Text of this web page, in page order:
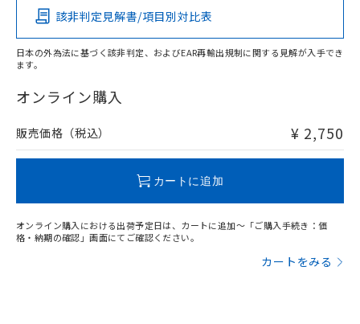
O
在庫等で未対応品が混在する可能性があります。
問い合わせください。
該非判定見解書/項目別対比表
日本の外為法に基づく該非判定、およびEAR再輸出規制に関する見解が入手でき
ます。
オンライン購入
販売価格（税込） ¥ 2,750
カートに追加
オンライン購入における出荷予定日は、カートに追加～「ご購入手続き：価
格・納期の確認」画面にてご確認ください。
カートをみる